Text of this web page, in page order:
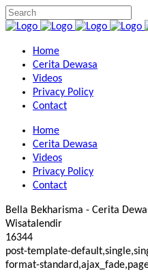
Home
Cerita Dewasa
Videos
Privacy Policy
Contact
Home
Cerita Dewasa
Videos
Privacy Policy
Contact
Bella Bekharisma - Cerita
Wisatalendir
16344
post-template-
format-